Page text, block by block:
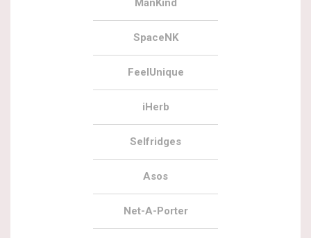
ManKind
SpaceNK
FeelUnique
iHerb
Selfridges
Asos
Net-A-Porter